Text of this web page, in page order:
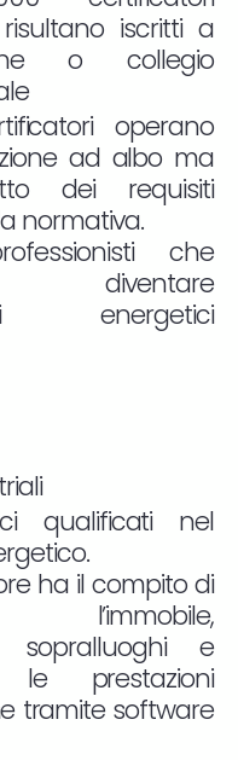
iscritti a
o collegio
operano
ad albo ma
dei requisiti
normativa.
che
diventare
energetici
qualificati nel
ha il compito di
l’immobile,
sopralluoghi e
le prestazioni
tramite software